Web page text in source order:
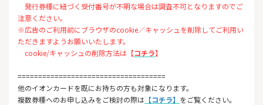
発行券種に紐づく受付番号が不明な場合は調査不可となりますのでご
注意ください。
※広告のご利用前にブラウザのcookie／キャッシュを削除してご利用い
ただきますようお願いいたします。
cookie/キャッシュの削除方法は【コチラ】
====================================
他のイオンカードを既にお持ちの方も対象になります。
複数券種へのお申し込みをご検討の際は 【コチラ】 をご覧ください。